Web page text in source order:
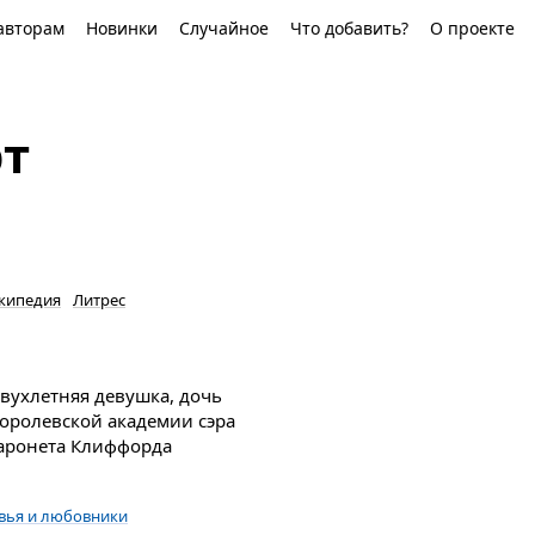
Новинки Случайное Что добавить? О проекте
Литрес
девушка, дочь
академии сэра
Клиффорда
и любовники